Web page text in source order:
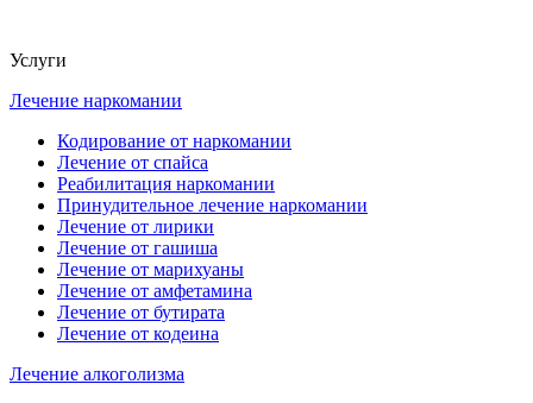
Услуги
Лечение наркомании
Кодирование от наркомании
Лечение от спайса
Реабилитация наркомании
Принудительное лечение наркомании
Лечение от лирики
Лечение от гашиша
Лечение от марихуаны
Лечение от амфетамина
Лечение от бутирата
Лечение от кодеина
Лечение алкоголизма